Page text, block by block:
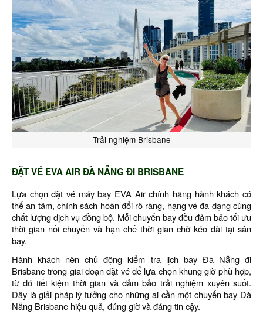
Trải nghiệm Brisbane
ĐẶT VÉ EVA AIR ĐÀ NẴNG ĐI BRISBANE
Lựa chọn đặt vé máy bay EVA Air chính hãng hành khách có
thể an tâm, chính sách hoàn đổi rõ ràng, hạng vé đa dạng cùng
chất lượng dịch vụ đồng bộ. Mỗi chuyến bay đều đảm bảo tối ưu
thời gian nối chuyến và hạn chế thời gian chờ kéo dài tại sân
bay.
Hành khách nên chủ động kiểm tra lịch bay Đà Nẵng đi
Brisbane trong giai đoạn đặt vé để lựa chọn khung giờ phù hợp,
từ đó tiết kiệm thời gian và đảm bảo trải nghiệm xuyên suốt.
Đây là giải pháp lý tưởng cho những ai cần một chuyến bay Đà
Nẵng Brisbane hiệu quả, đúng giờ và đáng tin cậy.